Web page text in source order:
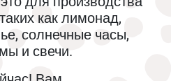
как лимонад,
солнечные часы,
и свечи.